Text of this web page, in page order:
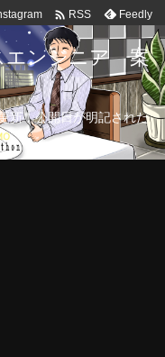
 RSS Feedly
エンジニア 案
新！公開日が明記された